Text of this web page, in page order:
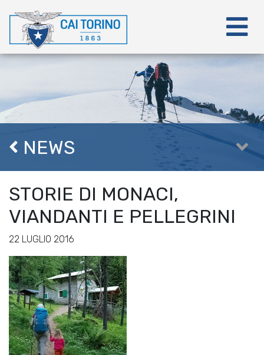
NEWS
STORIE DI MONACI,
VIANDANTI E PELLEGRINI
22 LUGLIO 2016